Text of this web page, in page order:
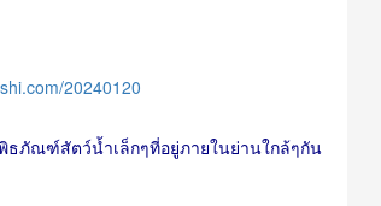
20240120
ธภัณฑ์สัตว์น้ำเล็กๆที่อยู่ภายในย่านใกล้ๆกัน